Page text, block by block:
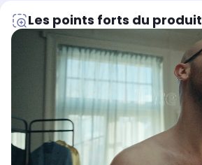
Les points forts du produit